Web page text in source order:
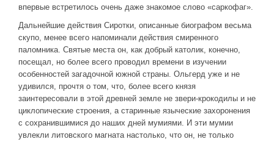
впервые встретилось очень даже знакомое слово «саркофаг».
Дальнейшие действия Сиротки, описанные биографом весьма
скупо, менее всего напоминали действия смиренного
паломника. Святые места он, как добрый католик, конечно,
посещал, но более всего проводил времени в изучении
особенностей загадочной южной страны. Ольгерд уже и не
удивился, прочтя о том, что, более всего князя
заинтересовали в этой древней земле не звери-крокодилы и не
циклопические строения, а старинные языческие захоронения
с сохранившимися до наших дней мумиями. И эти мумии
увлекли литовского магната настолько, что он, не только